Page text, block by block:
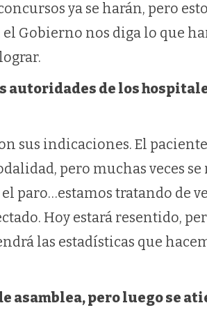
ya se harán, pero
Gobierno nos diga lo que
autoridades de los
sus indicaciones. El
pero muchas veces se
paro…estamos tratando de
Hoy estará resentido,
las estadísticas que
asamblea, pero luego se